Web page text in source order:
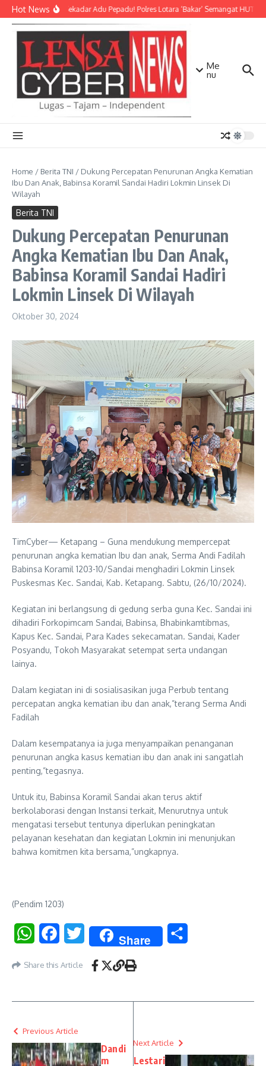
Lewati ke konten
Hot NewsBukan Sekadar Adu Pepadu! Polres Lotara ‘Bakar’ Semangat HUT
Me
nu
Home / Berita TNI / Dukung Percepatan Penurunan Angka Kematian
Ibu Dan Anak, Babinsa Koramil Sandai Hadiri Lokmin Linsek Di
Wilayah
Berita TNI
Dukung Percepatan Penurunan
Angka Kematian Ibu Dan Anak,
Babinsa Koramil Sandai Hadiri
Lokmin Linsek Di Wilayah
Oktober 30, 2024
TimCyber— Ketapang – Guna mendukung mempercepat
penurunan angka kematian Ibu dan anak, Serma Andi Fadilah
Babinsa Koramil 1203-10/Sandai menghadiri Lokmin Linsek
Puskesmas Kec. Sandai, Kab. Ketapang. Sabtu, (26/10/2024).
Kegiatan ini berlangsung di gedung serba guna Kec. Sandai ini
dihadiri Forkopimcam Sandai, Babinsa, Bhabinkamtibmas,
Kapus Kec. Sandai, Para Kades sekecamatan. Sandai, Kader
Posyandu, Tokoh Masyarakat setempat serta undangan
lainya.
Dalam kegiatan ini di sosialisasikan juga Perbub tentang
percepatan angka kematian ibu dan anak,”terang Serma Andi
Fadilah
Dalam kesempatanya ia juga menyampaikan penanganan
penurunan angka kasus kematian ibu dan anak ini sangatlah
penting,”tegasnya.
Untuk itu, Babinsa Koramil Sandai akan terus aktif
berkolaborasi dengan Instansi terkait, Menurutnya untuk
mengatasi tersebut tentunya diperlukan peningkatan
pelayanan kesehatan dan kegiatan Lokmin ini menunjukan
bahwa komitmen kita bersama,”ungkapnya.
(Pendim 1203)
WhatsAppFacebookTwitter Share
Share this Article
Previous Article
Dandi
m
Next Article
Lestari